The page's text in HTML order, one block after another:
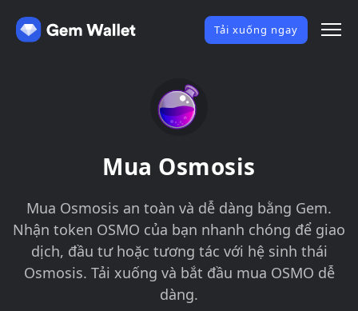
Tải xuống ngay
Mua Osmosis
Mua Osmosis an toàn và dễ dàng bằng Gem.
Nhận token OSMO của bạn nhanh chóng để giao
dịch, đầu tư hoặc tương tác với hệ sinh thái
Osmosis. Tải xuống và bắt đầu mua OSMO dễ
dàng.